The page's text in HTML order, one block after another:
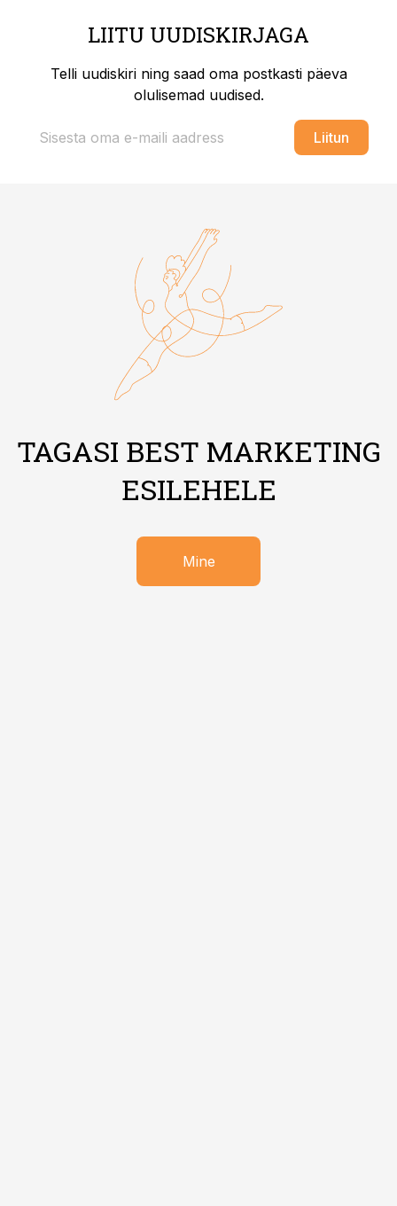
LIITU UUDISKIRJAGA
Telli uudiskiri ning saad oma postkasti päeva
olulisemad uudised.
Liitun
TAGASI BEST MARKETING
ESILEHELE
Mine